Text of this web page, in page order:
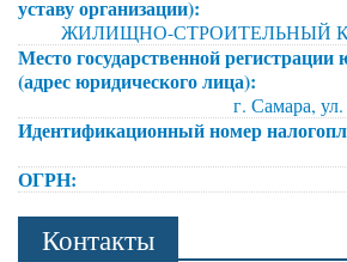
уставу организации):
ЖИЛИЩНО-СТРОИТЕЛЬНЫЙ
Место государственной регистрации
(адрес юридического лица):
г. Самара,
Идентификационный номер
ОГРН:
Контакты